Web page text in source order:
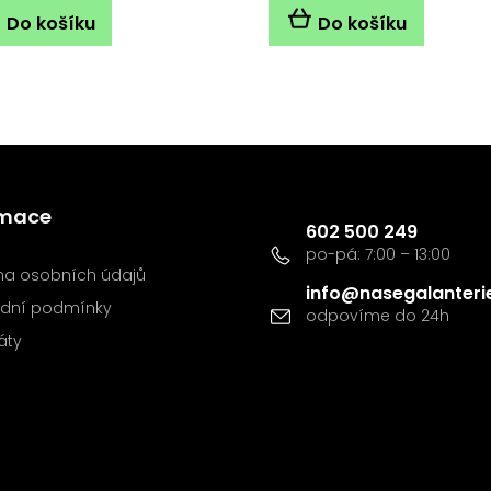
1,0
Do košíku Do košíku
osobních údajů
podmínky
info@
602 500 249